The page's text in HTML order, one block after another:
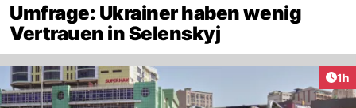
Umfrage: Ukrainer haben wenig
Vertrauen in Selenskyj
1h